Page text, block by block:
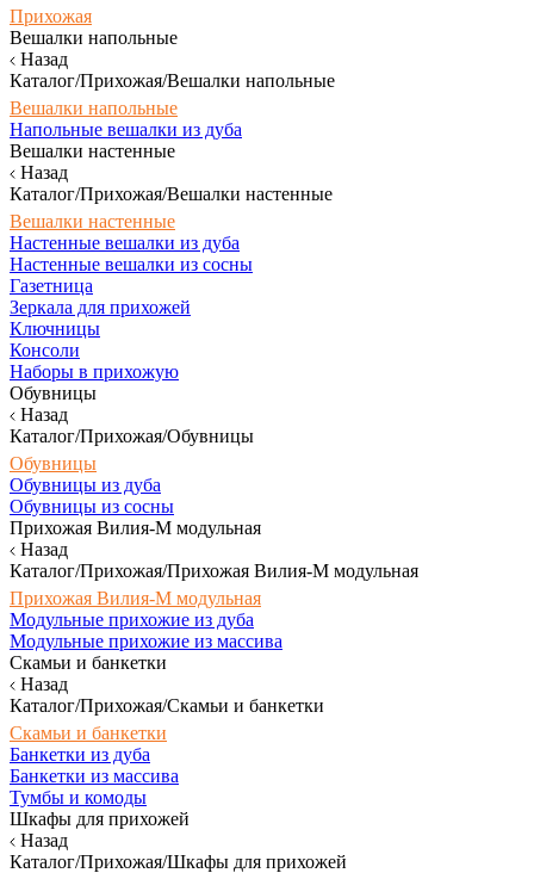
Прихожая
Вешалки напольные
Назад
Каталог/Прихожая/Вешалки напольные
Вешалки напольные
Напольные вешалки из дуба
Вешалки настенные
Назад
Каталог/Прихожая/Вешалки настенные
Вешалки настенные
Настенные вешалки из дуба
Настенные вешалки из сосны
Газетница
Зеркала для прихожей
Ключницы
Консоли
Наборы в прихожую
Обувницы
Назад
Каталог/Прихожая/Обувницы
Обувницы
Обувницы из дуба
Обувницы из сосны
Прихожая Вилия-М модульная
Назад
Каталог/Прихожая/Прихожая Вилия-М модульная
Прихожая Вилия-М модульная
Модульные прихожие из дуба
Модульные прихожие из массива
Скамьи и банкетки
Назад
Каталог/Прихожая/Скамьи и банкетки
Скамьи и банкетки
Банкетки из дуба
Банкетки из массива
Тумбы и комоды
Шкафы для прихожей
Назад
Каталог/Прихожая/Шкафы для прихожей